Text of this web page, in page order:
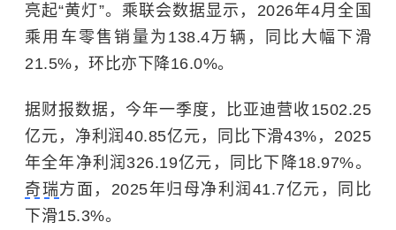
亮起“黄灯”。乘联会数据显示，2026年4月全国
乘用车零售销量为138.4万辆，同比大幅下滑
21.5%，环比亦下降16.0%。
据财报数据，今年一季度，比亚迪营收1502.25
亿元，净利润40.85亿元，同比下滑43%，2025
年全年净利润326.19亿元，同比下降18.97%。
奇瑞方面，2025年归母净利润41.7亿元，同比
下滑15.3%。